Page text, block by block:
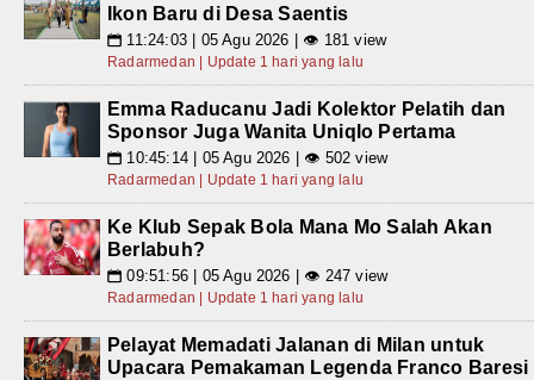
Ikon Baru di Desa Saentis
📅 11:24:03 | 05 Agu 2026 | 👁 181 view
Radarmedan | Update 1 hari yang lalu
Emma Raducanu Jadi Kolektor Pelatih dan
Sponsor Juga Wanita Uniqlo Pertama
📅 10:45:14 | 05 Agu 2026 | 👁 502 view
Radarmedan | Update 1 hari yang lalu
Ke Klub Sepak Bola Mana Mo Salah Akan
Berlabuh?
📅 09:51:56 | 05 Agu 2026 | 👁 247 view
Radarmedan | Update 1 hari yang lalu
Pelayat Memadati Jalanan di Milan untuk
Upacara Pemakaman Legenda Franco Baresi